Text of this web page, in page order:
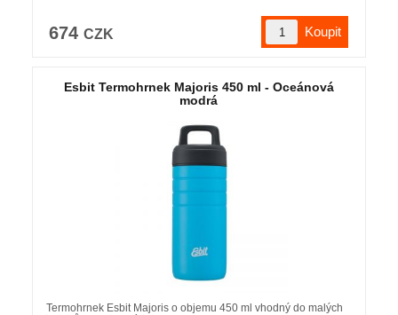
674 CZK
Esbit Termohrnek Majoris 450 ml - Oceánová
modrá
Termohrnek Esbit Majoris o objemu 450 ml vhodný do malých